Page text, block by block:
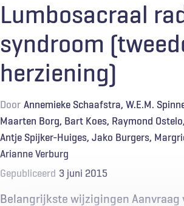
Lumbosacraal
syndroom
herziening)
Door Annemieke Schaafstra W.E.M.
Maarten Borg Bart Koes Raymond Ostelo
Antje Spijker-Huiges Jako Burgers
Arianne Verburg
Gepubliceerd 3 juni 2015
Belangrijkste wijzigingen Aanvraag